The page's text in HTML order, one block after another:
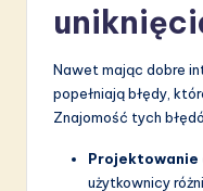
Nawet mając dobre
popełniają błędy,
Znajomość tych
Projektowanie
użytkownicy